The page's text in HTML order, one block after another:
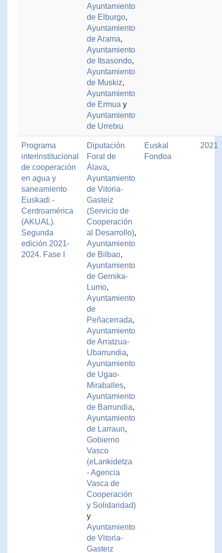
Ayuntamiento
de Elburgo,
Ayuntamiento
de Arama,
Ayuntamiento
de Itsasondo,
Ayuntamiento
de Muskiz,
Ayuntamiento
de Ermua y
Ayuntamiento
de Urretxu
Programa
interinstitucional
de cooperación
en agua y
saneamiento
Euskadi -
Centroamérica
(AKUAL).
Segunda
edición 2021-
2024. Fase I
Diputación
Foral de
Álava,
Ayuntamiento
de Vitoria-
Gasteiz
(Servicio de
Cooperación
al Desarrollo),
Ayuntamiento
de Bilbao,
Ayuntamiento
de Gernika-
Lumo,
Ayuntamiento
de
Peñacerrada,
Ayuntamiento
de Arratzua-
Ubarrundia,
Ayuntamiento
de Ugao-
Miraballes,
Ayuntamiento
de Barrundia,
Ayuntamiento
de Larraun,
Gobierno
Vasco
(eLankidetza
- Agencia
Vasca de
Cooperación
y Solidaridad)
y
Ayuntamiento
de Vitoria-
Gasteiz
Euskal
Fondoa
2021